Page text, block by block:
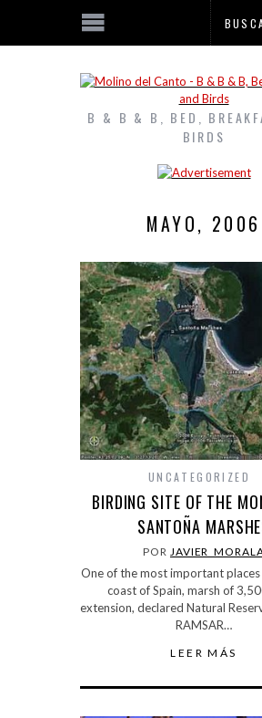
B & B & B, BED,
BIRDS
MAYO, 2006
UNCATEGORIZED
BIRDING SITE OF THE
SANTOÑA
POR
One of the most important
coast of Spain, marsh of
extension, declared Natural
RAMSAR…
LEER MÁS